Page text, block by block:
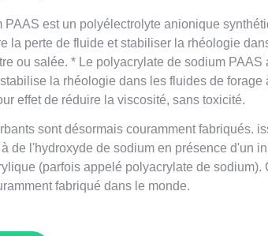
PAAS est un polyélectrolyte anionique
la perte de fluide et stabiliser la rhéologie
ou salée. * Le polyacrylate de sodium PAAS
la rhéologie dans les fluides de forage
effet de réduire la viscosité, sans toxicité.
sont désormais couramment fabriqués.
de l'hydroxyde de sodium en présence d'un
(parfois appelé polyacrylate de sodium).
fabriqué dans le monde.